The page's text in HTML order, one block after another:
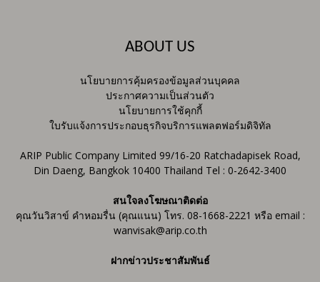
ABOUT US
นโยบายการคุ้มครองข้อมูลส่วนบุคคล
ประกาศความเป็นส่วนตัว
นโยบายการใช้คุกกี้
ใบรับแจ้งการประกอบธุรกิจบริการแพลตฟอร์มดิจิทัล
ARIP Public Company Limited 99/16-20 Ratchadapisek Road,
Din Daeng, Bangkok 10400 Thailand Tel : 0-2642-3400
สนใจลงโฆษณาติดต่อ
คุณวันวิสาข์ คำหอมรื่น (คุณแนน) โทร. 08-1668-2221 หรือ email :
wanvisak@arip.co.th
ฝากข่าวประชาสัมพันธ์